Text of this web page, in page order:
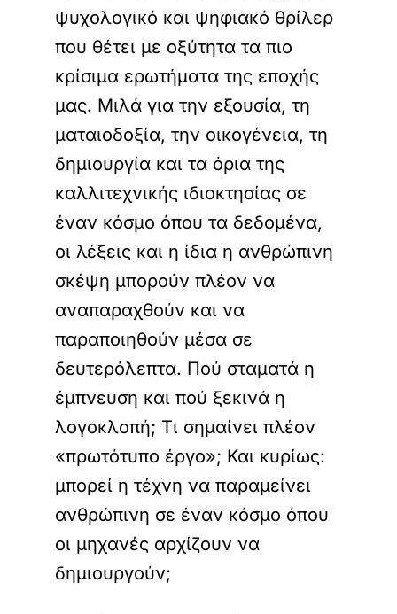
ψυχολογικό και ψηφιακό θρίλερ
που θέτει με οξύτητα τα πιο
κρίσιμα ερωτήματα της εποχής
μας. Μιλά για την εξουσία, τη
ματαιοδοξία, την οικογένεια, τη
δημιουργία και τα όρια της
καλλιτεχνικής ιδιοκτησίας σε
έναν κόσμο όπου τα δεδομένα,
οι λέξεις και η ίδια η ανθρώπινη
σκέψη μπορούν πλέον να
αναπαραχθούν και να
παραποιηθούν μέσα σε
δευτερόλεπτα. Πού σταματά η
έμπνευση και πού ξεκινά η
λογοκλοπή; Τι σημαίνει πλέον
«πρωτότυπο έργο»; Και κυρίως:
μπορεί η τέχνη να παραμείνει
ανθρώπινη σε έναν κόσμο όπου
οι μηχανές αρχίζουν να
δημιουργούν;